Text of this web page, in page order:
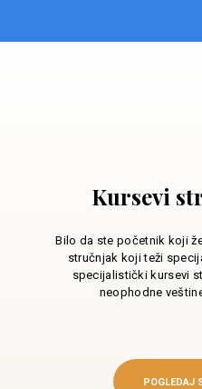
Kursevi
Bilo da ste početnik koji
stručnjak koji teži
specijalistički kursevi
neophodne
POGLEDAJ